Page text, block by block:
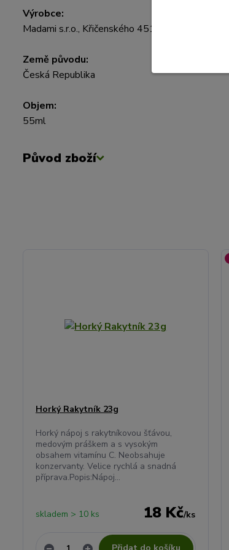
Výrobce:
Madami s.r.o., Křičenského 451, 533 03 Dašice
Země původu:
Česká Republika
Objem:
55ml
Původ zboží
Horký Rakytník 23g
Horký nápoj s rakytníkovou šťávou,
medovým práškem a s vysokým
obsahem vitamínu C. Neobsahuje
konzervanty. Velice rychlá a snadná
příprava.Popis:Nápoj...
18 Kč/ks
skladem > 10 ks